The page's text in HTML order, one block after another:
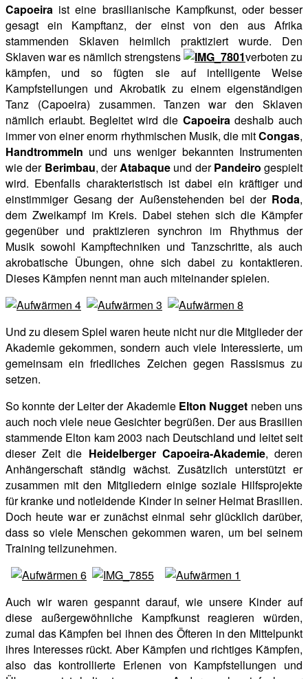
Capoeira ist eine brasilianische Kampfkunst, oder besser
gesagt ein Kampftanz, der einst von den aus Afrika
stammenden Sklaven heimlich praktiziert wurde. Den
Sklaven war es nämlich strengstens
verboten zu
kämpfen, und so fügten sie auf intelligente Weise
Kampfstellungen und Akrobatik zu einem eigenständigen
Tanz (Capoeira) zusammen. Tanzen war den Sklaven
nämlich erlaubt. Begleitet wird die Capoeiradeshalb auch
immer von einer enorm rhythmischen Musik, die mitCongas,
Handtrommeln und uns weniger bekannten Instrumenten
wie der Berimbau, derAtabaque und derPandeiro gespielt
wird. Ebenfalls charakteristisch ist dabei ein kräftiger und
einstimmiger Gesang der Außenstehenden bei der Roda,
dem Zweikampf im Kreis. Dabei stehen sich die Kämpfer
gegenüber und praktizieren synchron im Rhythmus der
Musik sowohl Kampftechniken und Tanzschritte, als auch
akrobatische Übungen, ohne sich dabei zu kontaktieren.
Dieses Kämpfen nennt man auch miteinander spielen.
Und zu diesem Spiel waren heute nicht nur die Mitglieder der
Akademie gekommen, sondern auch viele Interessierte, um
gemeinsam ein friedliches Zeichen gegen Rassismus zu
setzen.
So konnte der Leiter der Akademie Elton Nugget neben uns
auch noch viele neue Gesichter begrüßen. Der aus Brasilien
stammende Elton kam 2003 nach Deutschland und leitet seit
dieser Zeit die Heidelberger Capoeira-Akademie, deren
Anhängerschaft ständig wächst. Zusätzlich unterstützt er
zusammen mit den Mitgliedern einige soziale Hilfsprojekte
für kranke und notleidende Kinder in seiner Heimat Brasilien.
Doch heute war er zunächst einmal sehr glücklich darüber,
dass so viele Menschen gekommen waren, um bei seinem
Training teilzunehmen.
Auch wir waren gespannt darauf, wie unsere Kinder auf
diese außergewöhnliche Kampfkunst reagieren würden,
zumal das Kämpfen bei ihnen des Öfteren in den Mittelpunkt
ihres Interesses rückt. Aber Kämpfen und richtiges Kämpfen,
also das kontrollierte Erlenen von Kampfstellungen und